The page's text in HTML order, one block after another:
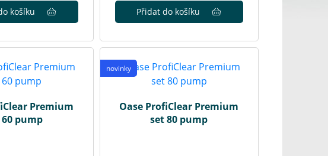
košíku Přidat do košíku
Premium
pump
novinky
Oase ProfiClear Premium
set 80 pump